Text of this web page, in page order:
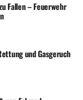
die,
in großformatigen
geschaffen
ein eigenes,
haben. Kunst,
Fallen – Feuerwehr
und Gasgeruch